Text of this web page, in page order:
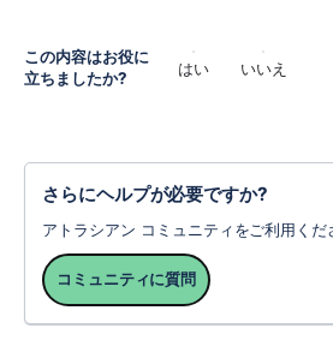
この内容はお役に
立ちましたか?
はい いいえ
さらにヘルプが必要ですか?
アトラシアン コミュニティをご利用くだ
コミュニティに質問